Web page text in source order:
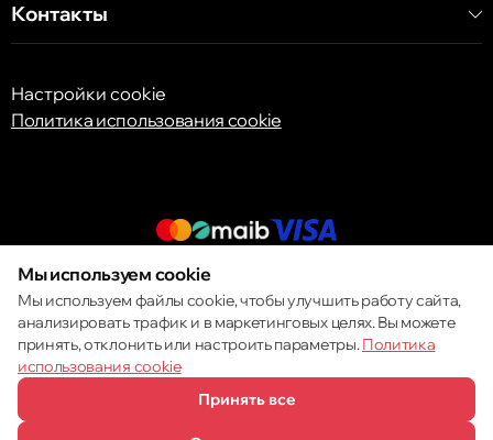
Контакты
Настройки cookie
Политика использования cookie
© 2013 – 2026 ECOM
Мы используем cookie
Мы используем файлы cookie, чтобы улучшить работу сайта,
анализировать трафик и в маркетинговых целях. Вы можете
принять, отклонить или настроить параметры.Политика
использования cookie
Принять все